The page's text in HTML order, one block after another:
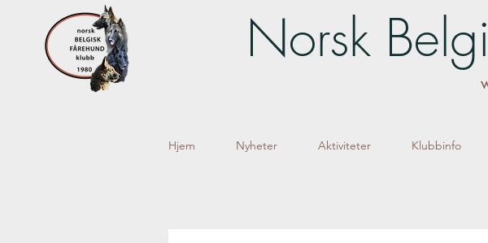
Norsk
Hjem Nyheter Aktiviteter Klubbinfo